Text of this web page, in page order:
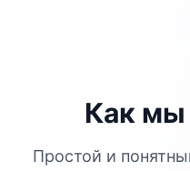
Как мы
Простой и